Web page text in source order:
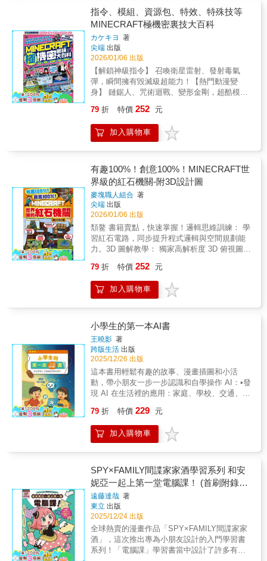
制規格等。◎ 五大高效學習法：結合蘇格拉底
法、費曼學習法與提取學習法等，透過深度對
話，學習效率翻倍提升。◎ 打造全科AI家教：
針對五大領域及生活應用，讓AI落地成為學習
家教或教練。◎ 親子共學首選：特別為家長撰
寫「家庭AI守則」與「共學指南」，幫助家長
解除數位焦慮。 【書籍資訊】關鍵字：人工智
慧、AI、數位學習、生成式AI、跨領域學習教
育議題：數位素養、科技教育、資訊教育學習
領域：科技適讀年齡：無注音，適合9～12歲閱
法、了解生物祕密，眼力變強，遊戲實力也跟
著一起升級！終極決戰場景：挑戰打倒凶猛的
終界龍，或是召喚凋零怪，感受最刺激的對決
畫面！頼鿆 這本書能讓你變得更強！飆升專注
力與觀察力：在地圖中找出各種藏起來的角
色，訓練你一眼抓出細節的超能力。強化細節
分析與耐心：面對滿坑滿谷的怪物，學習冷靜
分析並保持耐心，這就是大神的必備特質。解
鎖成就感與自信心：成功在複雜畫面中找出所
最強親子互動挑戰：找找看遊戲是全家人一起
PK 眼力、增進感情的最佳活動，大人小孩都好
玩！激發無限探索欲：從沼澤對決到終界龍大
戰，豐富場景帶你走遍麥塊世界，啟發你的想
的冒險旅程中，有時會遇到能跟你對話並提供
線索的角色，記得要仔細閱讀提示再開始挑戰
喔！這不是普通的問答書，書中包含了各種腦
力開發題型，讓你一邊在地圖中探索，一邊讓
大腦極速轉動！頾鷠 你的大腦能破關到最後
嗎？全方位智力測驗：包含找不同挑戰、方塊
數量計算、地圖規律推斷與空間圖案拼圖。多
變的解謎挑戰：不僅要從影子找出本尊，還要
挑戰在複雜的礦坑中找出正確的路徑。角色互
動線索：透過閱讀 NPC 的對話分析隱藏資訊，
森林、村莊到地底遺跡，每一頁都是考驗你邏
輯與推理能力的生存試煉。頼鿆 這本書能讓你
變得更強！全面提升邏輯思維：透過圖形重組
鍊視力與觀察力：在複雜的場景中找出微小差
異，強化捕捉細節的超能力。提升問題解決能
力：透過解讀線索與提示來克服謎題關卡，學
習如何處理任務。強化空間幾何感：利用麥塊
特有的方塊元素考驗空間感，對學習幾何非常
有幫助。增進閱讀與分析力：仔細閱讀角色對
話與解謎指引，從線索中分析出正確解答。
指令、模組、資源包、特效、特殊技等
MINECRAFT極機密裏技大百科
カケキヨ 著
尖端 出版
2026/01/06 出版
【解鎖神級指令】 召喚衛星雷射、發射毒氣
彈，瞬間擁有毀滅級超能力！【熱門動漫變
身】 鏈鋸人、咒術迴戰、變形金剛，超酷模組
茲、勇闖 APEX 戰場，神級世界一鍵開啟！#
這不只是一本書，是讓你變身「麥塊大神」的
終極寶典！你想過在《Minecraft》裡也能像電
巴的神操作！無論你是用手機、平板還是電腦
玩，這本書都準備了最狂、最炸裂的秘密玩
法。我們不教無聊的蓋房子，我們要教你如何
從「平凡小玩家」直接進化成「全能造物
主」，讓你的遊戲世界從此變得與眾不同！＃
把不可能變成可能想像一下，當別人還在拿鐵
劍打怪時，你已經學會用「指令方塊」召喚出
超強的「衛星雷射」橫掃地表，或是投擲「恐
怖毒氣彈」讓怪物全數消失！不只如此，書裡
還會教你如何下載神人打造的地圖，讓你瞬間
玩一場超刺激的「APEX 英雄」大逃殺。甚至
還有「神種子碼」讓你一出生就住在奇怪的地
形上，這些只有高手才知道的「極機密技
高手？極機密裏技全部解鎖公開！別再玩普通
的麥塊了！這本大百科將徹底公開所有你想得
到、想不到的高手極機密技巧。從帥氣的動漫
模組到神級的地圖下載，全部一次教會你，讓
你每一次登入遊戲都像在玩新遊戲。只要這本
在手，保證讓你成為朋友圈裡最受崇拜的「麥
塊知識王」，大家都會圍著你問：「你的麥塊
79 折 特價 252 元
加入購物車
有趣100%！創意100%！MINECRAFT世
界級的紅石機關-附3D設計圖
麥塊職人組合 著
尖端 出版
2026/01/06 出版
頽鳌 書籍賣點，快速掌握！邏輯思維訓練： 學
習紅石電路，同步提升程式邏輯與空間規劃能
力。3D 圖解教學： 獨家高解析度 3D 俯視圖，
從自動收割機到高科技隱藏門，一次學會世界
級機關。【給家長的推薦：從遊戲到高階思維
的橋樑】這本書不只是一本遊戲指南，更是培
輯」和「空間概念」的最佳工具。當孩子透過
本書的指導嘗試建造複雜機關時，他們必須：
強化邏輯思考： 學習精確規劃紅石訊號的輸
入、輸出與延遲，理解中繼器和比較器的條件
判斷功能，這與程式設計的 IF/THEN 邏輯思維
完全相通。鍛鍊空間推理： 必須根據 3D 設計
圖，在遊戲中準確搭建多層次的電路結構，有
效培養孩子觀察、分析與重組的立體空間感。
提升專注與毅力： 紅石機關對精準度要求極
（Debug）和修正，才能讓機關成功運作，從
中培養出寶貴的專注力與堅持不懈的品質。頽
鳐 本書特色！「3D 設計圖」零失誤教學！紅
向，只要一個環節出錯，機關就會停擺。本書
為了徹底解決這個難題，全書採用「高解析度
3D 俯視設計圖」！透過步驟式的 3D 立體圖
示，讀者能夠清楚掌握每個方塊的精確位置和
紅石元件的朝向，讓複雜的電路和多層次的結
構一目瞭然，大大降低了製作失敗的機率，確
保你每一個精心設計的機關都能順利運作！頽
鲡 從入門到大師：世界級機關完全收錄！本書
79 折 特價 252 元
加入購物車
小學生的第一本AI書
王曉影 著
跨版生活 出版
2025/12/26 出版
這本書用輕鬆有趣的故事、漫畫插圖和小活
動，帶小朋友一步一步認識和自學操作 AI：•發
現 AI 在生活裡的應用：家庭、學校、交通、醫
麼令 AI 成為好拍檔，而不是完全依賴•學習提
問小技巧，讓 AI 給出更好的答案•用 AI 學習新
事物，幫你創作•探索未來的 AI 世界，做好準
漫畫和角色對話，有趣易明。 遊戲化：每章
有小活動或小任務，活學活用。 安全感：以
正確態度善用 AI 工具，得心應手。
79 折 特價 229 元
加入購物車
SPY×FAMILY間諜家家酒學習系列 和安
妮亞一起上第一堂電腦課！ (首刷附錄版)
(全)
遠藤達哉 著
東立 出版
2025/12/24 出版
全球熱賣的漫畫作品「SPY×FAMILY間諜家家
酒」，這次推出專為小朋友設計的入門學習書
系列！「電腦課」學習書當中設計了許多有趣